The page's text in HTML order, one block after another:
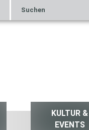
Suchen
KULTUR &
EVENTS